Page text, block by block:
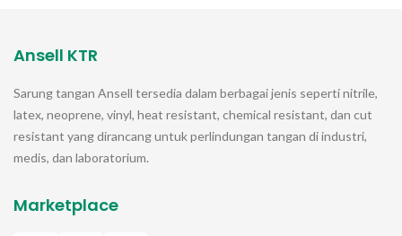
Ansell KTR
Sarung tangan Ansell tersedia dalam berbagai jenis seperti nitrile,
latex, neoprene, vinyl, heat resistant, chemical resistant, dan cut
resistant yang dirancang untuk perlindungan tangan di industri,
medis, dan laboratorium.
Marketplace